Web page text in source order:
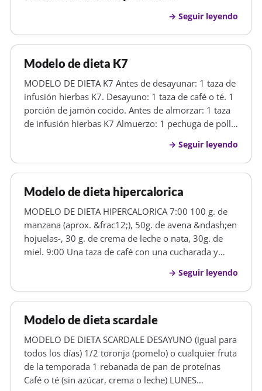
Seguir leyendo
Modelo de dieta K7
MODELO DE DIETA K7 Antes de desayunar: 1 taza de
infusión hierbas K7. Desayuno: 1 taza de café o té. 1
porción de jamón cocido. Antes de almorzar: 1 taza
de infusión hierbas K7 Almuerzo: 1 pechuga de pollo
de té o café. Antes de cenar: 1 taza de infusión
hierbas K7…
Seguir leyendo
Modelo de dieta hipercalorica
MODELO DE DIETA HIPERCALORICA 7:00 100 g. de
manzana (aprox. &frac12;), 50g. de avena &ndash;en
hojuelas-, 30 g. de crema de leche o nata, 30g. de
miel. 9:00 Una taza de café con una cucharada y
&ndash;puedes utilizar, en su defecto, leche entera-,
dos rebanadas de pan tostado co…
Seguir leyendo
Modelo de dieta scardale
MODELO DE DIETA SCARDALE DESAYUNO (igual para
todos los días) 1/2 toronja (pomelo) o cualquier fruta
de la temporada 1 rebanada de pan de proteínas
Café o té (sin azúcar, crema o leche) LUNES